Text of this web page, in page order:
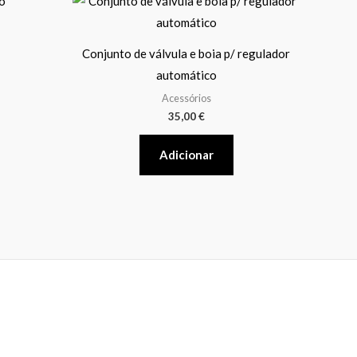
Conjunto de válvula e boia p/ regulador
automático
Acessórios
35,00€
Adicionar